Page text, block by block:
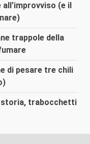
(e il
trappole della
di pesare tre chili
storia, trabocchetti